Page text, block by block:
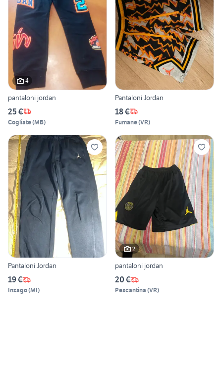
4
pantaloni jordan
25 €
Cogliate(MB)
Pantaloni Jordan
18 €
Fumane(VR)
Pantaloni Jordan
19 €
Inzago(MI)
2
pantaloni jordan
20 €
Pescantina (VR)